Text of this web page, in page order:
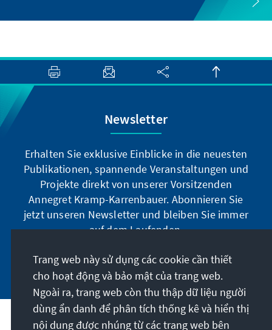
Newsletter
Erhalten Sie exklusive Einblicke in die neuesten
Publikationen, spannende Veranstaltungen und
Projekte direkt von unserer Vorsitzenden
Annegret Kramp-Karrenbauer. Abonnieren Sie
jetzt unseren Newsletter und bleiben Sie immer
auf dem Laufenden.
Jetzt abonnieren
Sứ mệnh của chúng tôi
Trang web này sử dụng các cookie cần thiết
cho hoạt động và bảo mật của trang web.
Ngoài ra, trang web còn thu thập dữ liệu người
dùng ẩn danh để phân tích thống kê và hiển thị
nội dung được nhúng từ các trang web bên